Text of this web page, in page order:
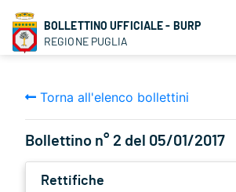
BOLLETTINO UFFICIALE - BURP
REGIONE PUGLIA
Torna all'elenco bollettini
Bollettino n° 2 del 05/01/2017
Rettifiche